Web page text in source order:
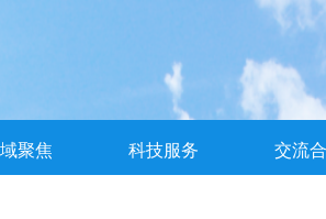
聚焦 科技服务 交流